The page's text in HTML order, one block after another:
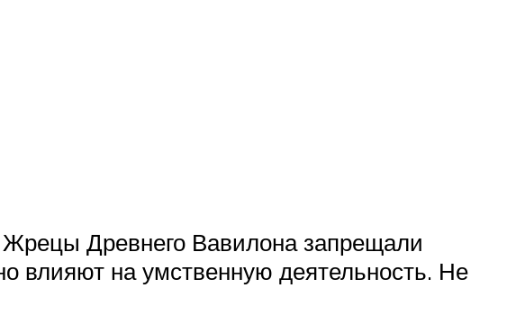
Жрецы Древнего Вавилона запрещали
влияют на умственную деятельность. Не